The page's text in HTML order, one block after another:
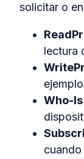
solicitar o
lectura
Who-